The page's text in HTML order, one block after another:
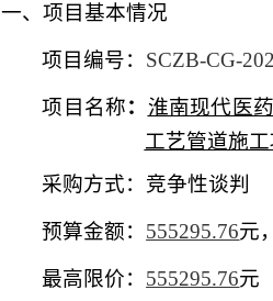
一、项目基本情况
项目编号： SCZB-CG-
项目名称： 淮南现代医
工艺管道施工
采购方式：竞争性谈判
预算金额： 555295.76元，
最高限价： 555295.76元